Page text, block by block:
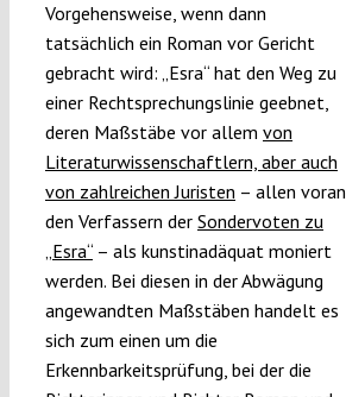
Vorgehensweise, wenn dann
tatsächlich ein Roman vor Gericht
gebracht wird: „Esra“ hat den Weg zu
einer Rechtsprechungslinie geebnet,
deren Maßstäbe vor allem von
Literaturwissenschaftlern, aber auch
von zahlreichen Juristen – allen voran
den Verfassern der Sondervoten zu
„Esra“– als kunstinadäquat moniert
werden. Bei diesen in der Abwägung
angewandten Maßstäben handelt es
sich zum einen um die
Erkennbarkeitsprüfung, bei der die